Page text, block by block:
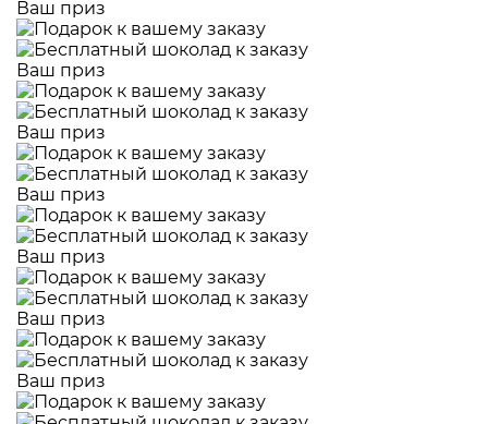
Ваш приз
Ваш приз
Ваш приз
Ваш приз
Ваш приз
Ваш приз
Ваш приз